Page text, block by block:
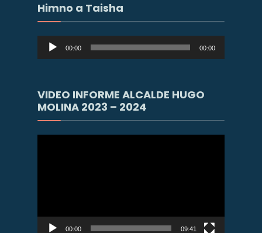
Himno a Taisha
Reproductor
de
00:00 00:00
VIDEO INFORME ALCALDE HUGO
MOLINA 2023 – 2024
00:00 09:41